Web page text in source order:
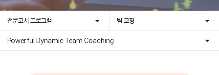
전문코치 프로그램 팀 코칭
Powerful Dynamic Team Coaching